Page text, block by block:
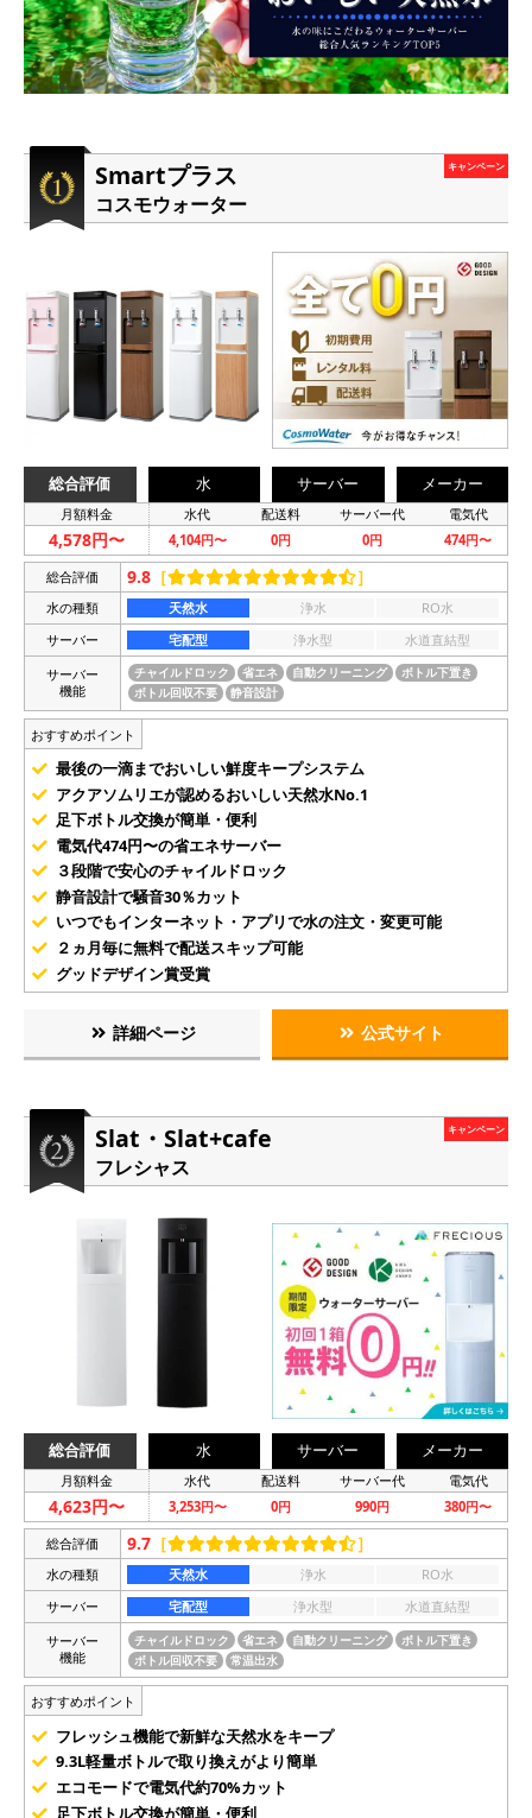
Smartプラス
コスモウォーター
キャンペーン
総合評価 水 サーバー メーカー
月額料金 水代 配送料 サーバー代 電気代
4,578円〜 4,104円〜 0円 0円 474円〜
総合評価 9.8 ［ ］
水の種類 天然水 浄水
RO水
サーバー
宅配型 浄水型
水道直結型
サーバー
機能
チャイルドロック 省エネ 自動クリーニング
ボトル下置き
ボトル回収不要
静音設計
おすすめポイント
最後の一滴までおいしい鮮度キープシステム
アクアソムリエが認めるおいしい天然水No.1
足下ボトル交換が簡単・便利
電気代474円〜の省エネサーバー
３段階で安心のチャイルドロック
静音設計で騒音30％カット
いつでもインターネット・アプリで水の注文・変更可能
２ヵ月毎に無料で配送スキップ可能
グッドデザイン賞受賞
詳細ページ 公式サイト
Slat・Slat+cafe
フレシャス
キャンペーン
総合評価 水 サーバー メーカー
月額料金 水代 配送料 サーバー代 電気代
4,623円〜 3,253円〜 0円 990円 380円〜
総合評価 9.7 ［ ］
水の種類 天然水 浄水
RO水
サーバー
宅配型 浄水型
水道直結型
サーバー
機能
チャイルドロック 省エネ 自動クリーニング
ボトル下置き
ボトル回収不要
常温出水
おすすめポイント
フレッシュ機能で新鮮な天然水をキープ
9.3L軽量ボトルで取り換えがより簡単
エコモードで電気代約70%カット
足下ボトル交換が簡単・便利